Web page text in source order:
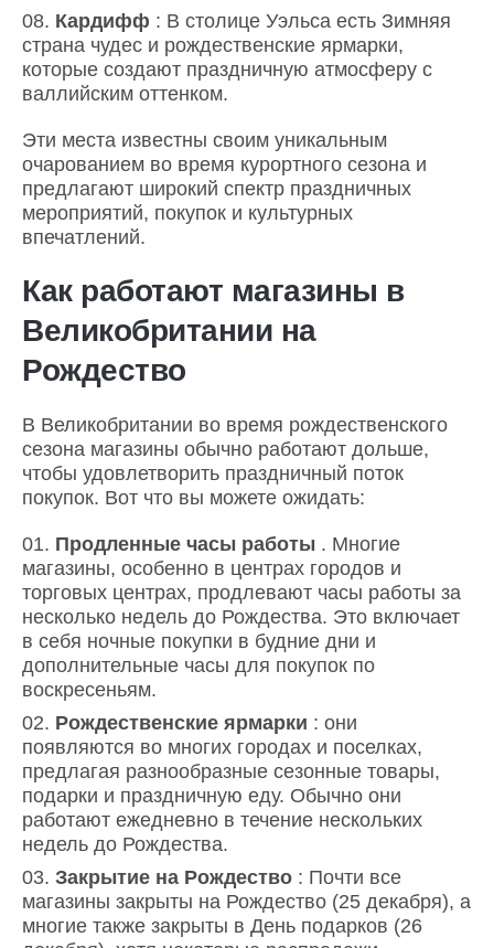
Кардифф : В столице Уэльса есть Зимняя
страна чудес и рождественские ярмарки,
которые создают праздничную атмосферу с
валлийским оттенком.
Эти места известны своим уникальным
очарованием во время курортного сезона и
предлагают широкий спектр праздничных
мероприятий, покупок и культурных
впечатлений.
Как работают магазины в
Великобритании на
Рождество
В Великобритании во время рождественского
сезона магазины обычно работают дольше,
чтобы удовлетворить праздничный поток
покупок. Вот что вы можете ожидать:
Продленные часы работы . Многие
магазины, особенно в центрах городов и
торговых центрах, продлевают часы работы за
несколько недель до Рождества. Это включает
в себя ночные покупки в будние дни и
дополнительные часы для покупок по
воскресеньям.
Рождественские ярмарки : они
появляются во многих городах и поселках,
предлагая разнообразные сезонные товары,
подарки и праздничную еду. Обычно они
работают ежедневно в течение нескольких
недель до Рождества.
Закрытие на Рождество : Почти все
магазины закрыты на Рождество (25 декабря), а
многие также закрыты в День подарков (26